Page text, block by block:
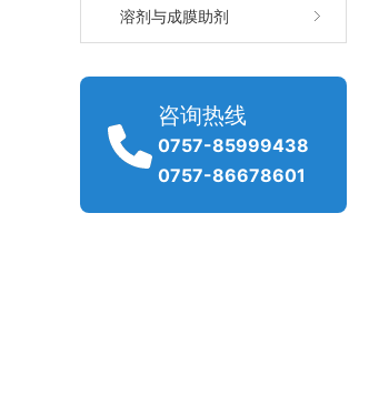
溶剂与成膜助剂
咨询热线
0757-85999438
0757-86678601